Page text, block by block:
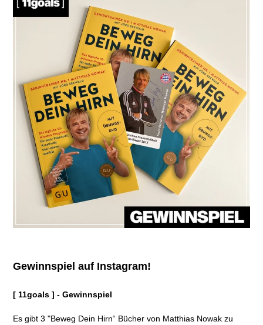
Gewinnspiel auf Instagram!
[ 11goals ] - Gewinnspiel
Es gibt 3 "Beweg Dein Hirn“ Bücher von Matthias Nowak zu